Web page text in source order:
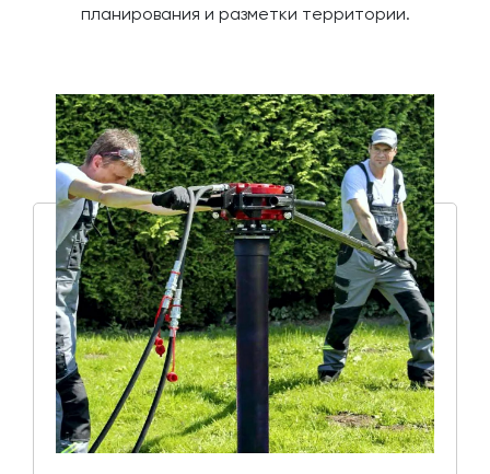
планирования и разметки территории.